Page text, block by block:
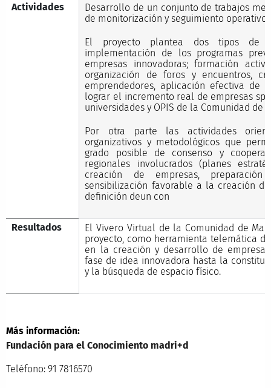
Actividades
Desarrollo de un conjunto de trabajos
de monitorización y seguimiento operativo.
El proyecto plantea dos tipos de
implementación de los programas
empresas innovadoras; formación
organización de foros y encuentros,
emprendedores, aplicación efectiva de
lograr el incremento real de empresas
universidades y OPIS de la Comunidad de
Por otra parte las actividades
organizativos y metodológicos que
grado posible de consenso y
regionales involucrados (planes
creación de empresas,
sensibilización favorable a la creación
definición deun con
Resultados
El Vivero Virtual de la Comunidad de
proyecto, como herramienta telemática
en la creación y desarrollo de
fase de idea innovadora hasta la
y la búsqueda de espacio físico.
Más información:
Fundación para el Conocimiento madri+d
Teléfono: 91 7816570